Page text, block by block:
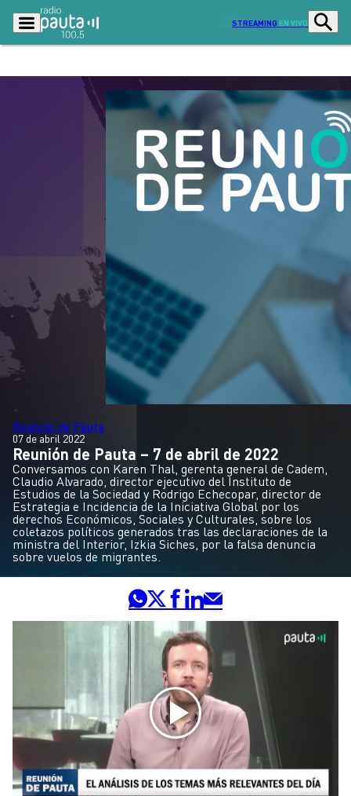
STREAMING EN VIVO
Podcasts Programas
Actualidad
Economía
Sostenibilidad
Entretención y Cultura Opinión
Dato en Pauta Señal 2
Contenido Patrocinado
Reunión de Pauta
07 de abril 2022
Reunión de Pauta – 7 de abril de 2022
Conversamos con Karen Thal, gerenta general de Cadem,
Claudio Alvarado, director ejecutivo del Instituto de
Estudios de la Sociedad y Rodrigo Echecopar, director de
Estrategia e Incidencia de la Iniciativa Global por los
derechos Económicos, Sociales y Culturales, sobre los
coletazos políticos generados tras las declaraciones de la
ministra del Interior, Izkia Siches, por la falsa denuncia
sobre vuelos de migrantes.